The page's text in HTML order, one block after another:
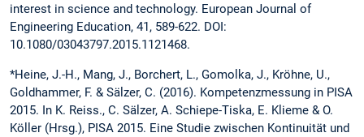
interest in science and technology. European Journal of
Engineering Education, 41, 589-622. DOI:
10.1080/03043797.2015.1121468.
*Heine, J.-H., Mang, J., Borchert, L., Gomolka, J., Kröhne, U.,
Goldhammer, F. & Sälzer, C. (2016). Kompetenzmessung in PISA
2015. In K. Reiss., C. Sälzer, A. Schiepe-Tiska, E. Klieme & O.
Köller (Hrsg.), PISA 2015. Eine Studie zwischen Kontinuität und